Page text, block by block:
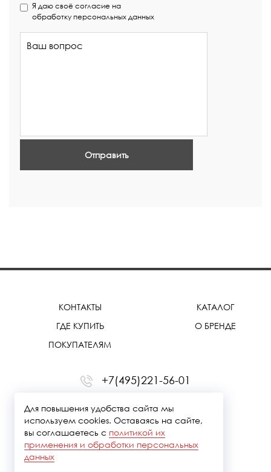
Я даю своё согласие на
обработку персональных данных
Отправить
КОНТАКТЫ
ГДЕ КУПИТЬ
ПОКУПАТЕЛЯМ
КАТАЛОГ
О БРЕНДЕ
+7(495)221-56-01
office@treemmerussia.ru
Для повышения удобства сайта мы
используем cookies. Оставаясь на сайте,
вы соглашаетесь с политикой их
применения и обработки персональных
данных